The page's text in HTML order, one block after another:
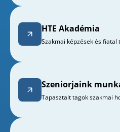
HTE Akadémia
Szakmai képzések és
Szeniorjaink
Tapasztalt tagok szakmai